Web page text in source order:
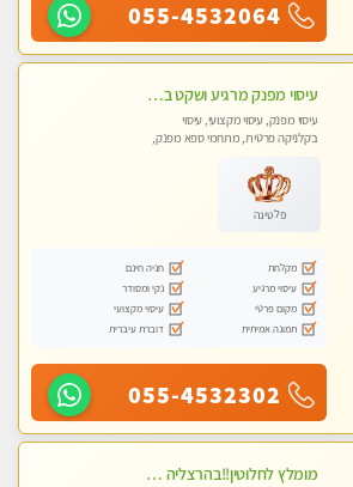
055-4532064
עיסוי מפנק מרגיע ושקט במקום מדהים עיסוי מושקע מאוד
עיסוי מפנק, עיסוי מקצועי, עיסוי
בקלניקה פרטית, מתחמי ספא מפנק,
פלטינה
מקלחת
חניה חינם
עיסוי מרגיע
נקי ומסודר
מקום פרטי
עיסוי מקצועי
תמונה אמיתית
דוברת עיברית
055-4532302
מומלץ לחלוטין!!בהרצליה - כל סוגי העיסויים מעסה מקצועית ואיכותית פרטי!!!